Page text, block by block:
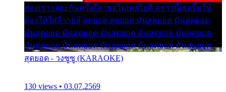
สองเรา เจอะกันครั้งใด เธอไม่เคยไยดี คราวนี้เธอยิ้มให้
ต้องให้ใส่ลีวายส์ สุดยอด สุดยอด มันสุดยอด มันสุดยอด
มันสุดยอด มันสุดยอด มันสุดยอด มันสุดยอด มันสุดยอด
มันสุดยอด มันสุดยอด มันสุดยอด มันสุดยอด มันสุดยอด
สุดยอด - วงซูซู (KARAOKE)
130 views • 03.07.2569